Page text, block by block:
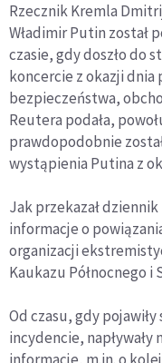
Rzecznik Kremla
Władimir Putin został
czasie, gdy doszło do
koncercie z okazji dnia
bezpieczeństwa,
Reutera podała,
prawdopodobnie
wystąpienia Putina z
Jak przekazał
informacje o
organizacji
Kaukazu Północnego i
Od czasu, gdy
incydencie, napływały